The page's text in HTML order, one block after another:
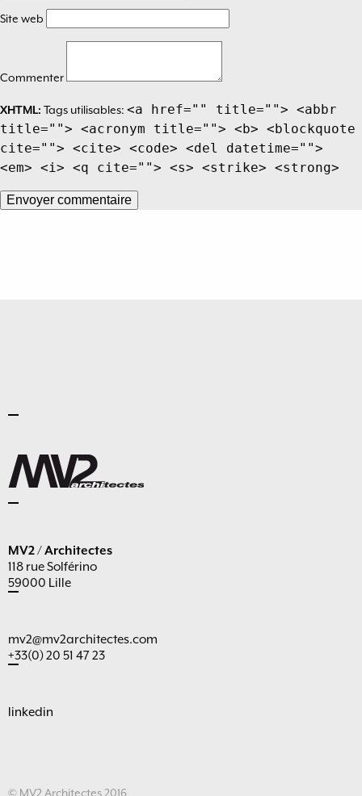
Site web
Commenter
XHTML: Tags utilisables: <a href="" title=""> <abbr
title=""> <acronym title=""> <b> <blockquote
cite=""> <cite> <code> <del datetime="">
<em> <i> <q cite=""> <s> <strike> <strong>
MV2 / Architectes
118 rue Solférino
59000 Lille
mv2@mv2architectes.com
+33(0) 20 51 47 23
linkedin
© MV2 Architectes 2016